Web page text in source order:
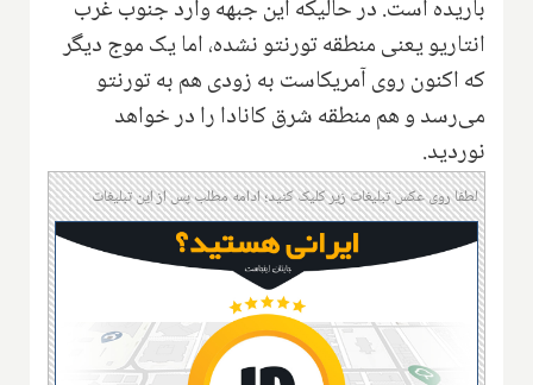
باریده است. در حالیکه این جبهه وارد جنوب غرب
انتاریو یعنی منطقه تورنتو نشده، اما یک موج دیگر
که اکنون روی آمریکاست به زودی هم به تورنتو
می‌رسد و هم منطقه شرق کانادا را در خواهد
نوردید.
لطفا روی عکس تبلیغات زیر کلیک کنید؛ ادامه مطلب پس از این تبلیغات